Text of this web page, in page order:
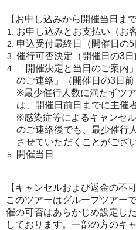
【お申し込みから開催当日ま
お申し込みとお支払い（お
申込受付最終日（開催日の5
催行可否決定（開催日の3日
「開催決定と当日のご案内
のご連絡」（開催日の3日前
※最少催行人数に満たずツ
は、開催日前日までに主催
※感染症等によるキャンセ
のご連絡後でも、最少催行
させていただくことがござ
開催当日
【キャンセルおよび返金の不
このツアーはグループツアー
催の可否はあらかじめ設定し
しております。一部の方のキ